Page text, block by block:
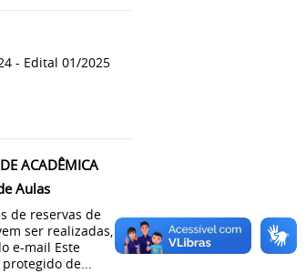
- Edital 01/2025
ACADÊMICA
Aulas
de reservas de
ser realizadas,
e-mail Este
de...